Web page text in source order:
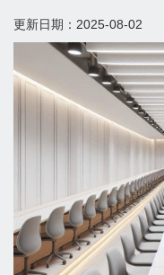
更新日期： 2025-08-02